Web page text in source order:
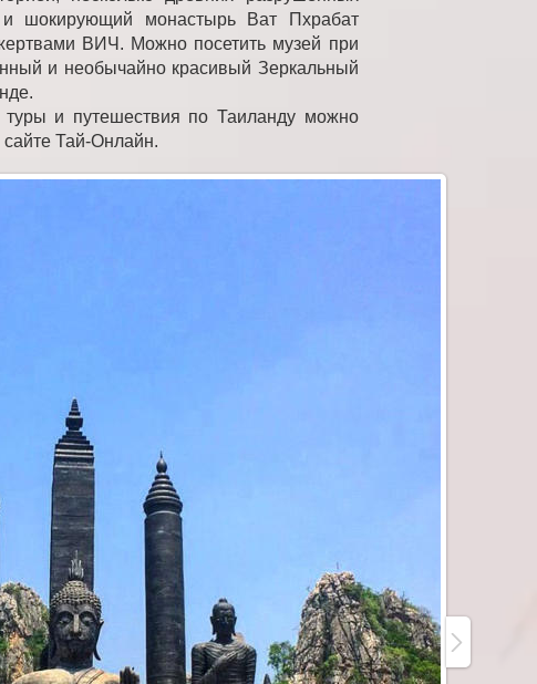
шокирующий монастырь Ват Пхрабат
ВИЧ. Можно посетить музей при
и необычайно красивый Зеркальный
и путешествия по Таиланду можно
Тай-Онлайн.